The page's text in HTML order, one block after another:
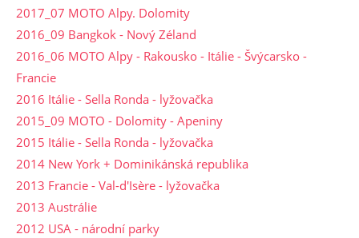
2017_07 MOTO Alpy. Dolomity
2016_09 Bangkok - Nový Zéland
2016_06 MOTO Alpy - Rakousko - Itálie - Švýcarsko -
Francie
2016 Itálie - Sella Ronda - lyžovačka
2015_09 MOTO - Dolomity - Apeniny
2015 Itálie - Sella Ronda - lyžovačka
2014 New York + Dominikánská republika
2013 Francie - Val-d'Isère - lyžovačka
2013 Austrálie
2012 USA - národní parky